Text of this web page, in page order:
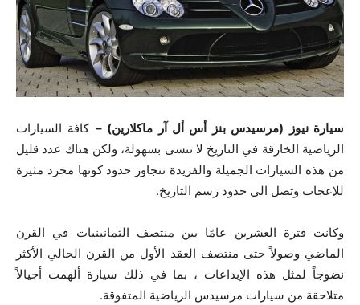
سيارة نيوز (مرسيدس بنز أس أل آر ماكلارين) – كافة السيارات
الرياضية الخارقة في التاريخ لا تنسى بسهولة، ولكن هناك عدد قليل
من هذه السيارات الجميلة والفريدة تتجاوز حدود كونها مجرد مثيرة
للإعجاب وتصل الى حدود رسم التاريخ.
وكانت فترة العشرين عامًا بين منتصف الثمانينيات في القرن
الماضي وصولاً حتى منتصف العقد الأول من القرن الحالي الأكثر
نضوجاً لمثل هذه الإبداعات ، بما في ذلك سيارة ألهمت أجيالاً
متلاحقة من سيارات مرسيدس الرياضية المتفوقة.